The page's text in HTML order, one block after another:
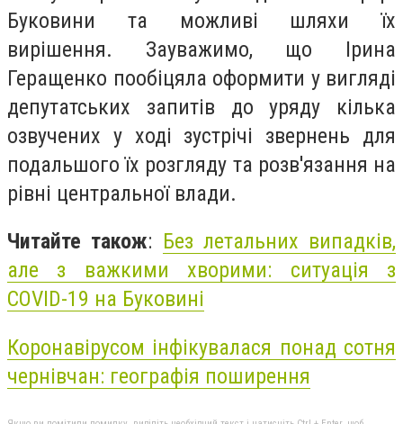
Буковини та можливі шляхи їх
вирішення. Зауважимо, що Ірина
Геращенко пообіцяла оформити у вигляді
депутатських запитів до уряду кілька
озвучених у ході зустрічі звернень для
подальшого їх розгляду та розв'язання на
рівні центральної влади.
Читайте також: Без летальних випадків,
але з важкими хворими: ситуація з
COVID-19 на Буковині
Коронавірусом інфікувалася понад сотня
чернівчан: географія поширення